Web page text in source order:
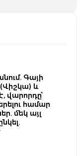
Գայի
(Վիշկա) և
վարորդը՝
համար
մեկ այլ